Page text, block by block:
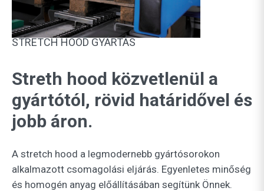
STRETCH HOOD GYÁRTÁS
Streth hood közvetlenül a
gyártótól, rövid határidővel és
jobb áron.
A stretch hood a legmodernebb gyártósorokon
alkalmazott csomagolási eljárás. Egyenletes minőség
és homogén anyag előállításában segítünk Önnek.